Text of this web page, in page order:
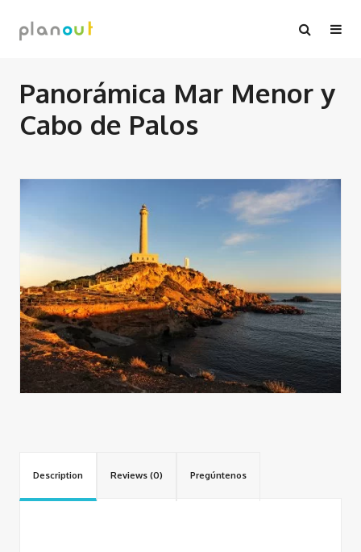
Panorámica Mar Menor y
Cabo de Palos
Description Reviews (0) Pregúntenos